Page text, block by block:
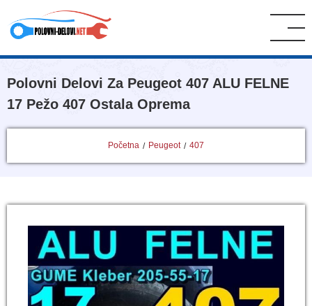
Polovni Delovi Za Peugeot 407 ALU FELNE
17 Pežo 407 Ostala Oprema
Početna Peugeot 407